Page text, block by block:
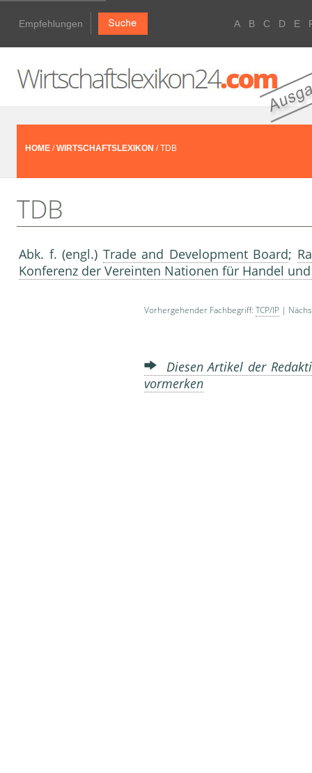
Empfehlungen A B C D E
HOME /WIRTSCHAFTSLEXIKON / TDB
TDB
Abk. f. (engl.) Trade and Development Board;
Konferenz der Vereinten Nationen für Handel
Vorhergehender Fachbegriff: TCP/IP |
Diesen Artikel der
vormerken